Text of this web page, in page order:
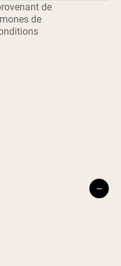
de
de